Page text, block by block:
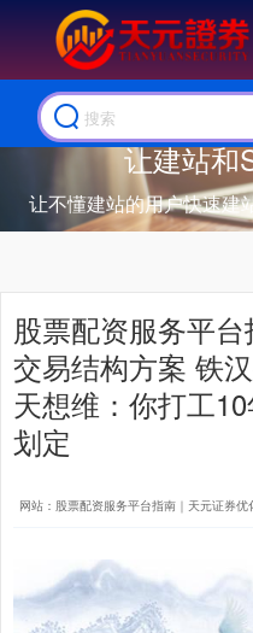
让建站和
让不懂建站的用户快速建
股票配资服务平
交易结构方案 铁
天想维：你打工
划定
网站：股票配资服务平台指南｜天元证券优